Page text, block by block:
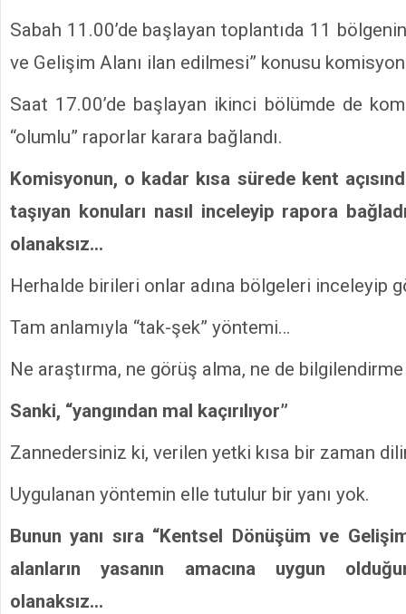
Sabah 11.00’de başlayan toplantıda 11
ve Gelişim Alanı ilan edilmesi” konusu
Saat 17.00’de başlayan ikinci bölümde de
“olumlu” raporlar karara bağlandı.
Komisyonun, o kadar kısa sürede kent
taşıyan konuları nasıl inceleyip rapora
olanaksız…
Herhalde birileri onlar adına bölgeleri inceleyip
Tam anlamıyla “tak-şek” yöntemi…
Ne araştırma, ne görüş alma, ne de
Sanki, “yangından mal kaçırılıyor”
Zannedersiniz ki, verilen yetki kısa bir zaman
Uygulanan yöntemin elle tutulur bir yanı yok.
Bunun yanı sıra “Kentsel Dönüşüm ve
alanların yasanın amacına uygun
olanaksız…